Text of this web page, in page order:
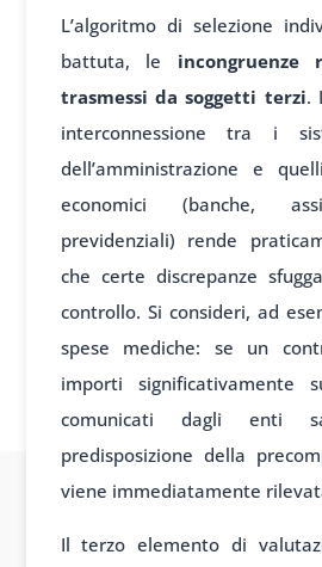
L’algoritmo di selezione
battuta, le
trasmessi da soggetti terzi.
interconnessione tra i
dell’amministrazione e
economici (banche,
previdenziali) rende
che certe discrepanze
controllo. Si consideri, ad
spese mediche: se un
importi significativamente
comunicati dagli enti
predisposizione della
viene immediatamente
Il terzo elemento di